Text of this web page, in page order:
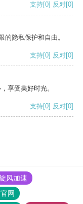
支持[0] 反对[0]
隐私保护和自由。
支持[0] 反对[0]
享受美好时光。
支持[0] 反对[0]
风加速
网